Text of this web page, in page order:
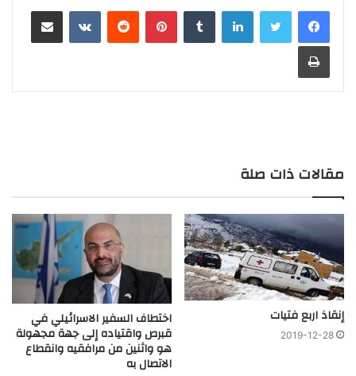
لينكدإن بينتيريست مشاركة عبر البريد
طباعة
مقالات ذات صلة
إنقاذ اربع فتيات
2019-12-28
اختطاف السفير الاسرائيلي في
قبرص واقتياده إلى جهة مجهولة
هو واثنين من مرافقيه وانقطاع
الاتصال به